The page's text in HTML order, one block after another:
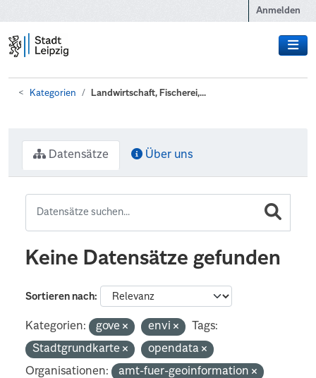
Anmelden
Kategorien Landwirtschaft, Fischerei,...
Datensätze Über uns
Keine Datensätze gefunden
Sortieren nach
Kategorien: gove envi
Tags:
Stadtgrundkarte
opendata
Organisationen:
amt-fuer-geoinformation